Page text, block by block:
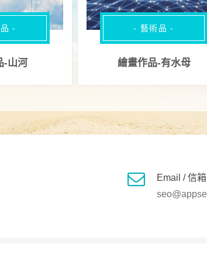
-
-山河
- 藝術品 -
繪畫作品-有水母
Email / 信箱